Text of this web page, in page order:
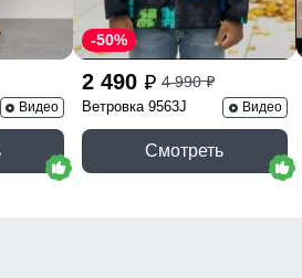
Видео
2 490 p 4 990p
-50%
Ветровка 9563J Видео
Смотреть